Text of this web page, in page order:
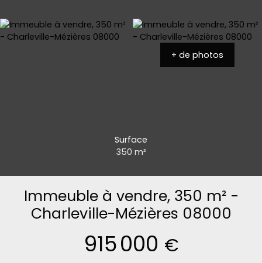
+ de photos
Surface
350 m²
Immeuble à vendre, 350 m² -
Charleville-Mézières 08000
915 000 €